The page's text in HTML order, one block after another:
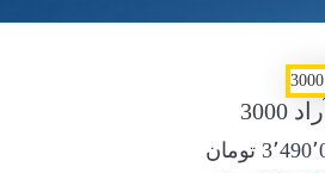
تومان